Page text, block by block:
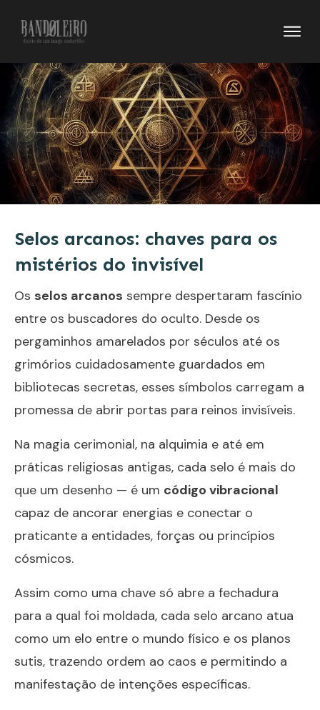
Selos arcanos: chaves para os
mistérios do invisível
Os selos arcanos sempre despertaram fascínio
entre os buscadores do oculto. Desde os
pergaminhos amarelados por séculos até os
grimórios cuidadosamente guardados em
bibliotecas secretas, esses símbolos carregam a
promessa de abrir portas para reinos invisíveis.
Na magia cerimonial, na alquimia e até em
práticas religiosas antigas, cada selo é mais do
que um desenho — é um código vibracional
capaz de ancorar energias e conectar o
praticante a entidades, forças ou princípios
cósmicos.
Assim como uma chave só abre a fechadura
para a qual foi moldada, cada selo arcano atua
como um elo entre o mundo físico e os planos
sutis, trazendo ordem ao caos e permitindo a
manifestação de intenções específicas.